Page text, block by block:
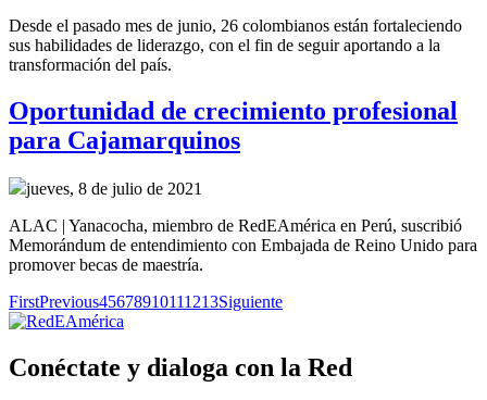
Desde el pasado mes de junio, 26 colombianos están fortaleciendo
sus habilidades de liderazgo, con el fin de seguir aportando a la
transformación del país.
Oportunidad de crecimiento profesional
para Cajamarquinos
jueves, 8 de julio de 2021
ALAC | Yanacocha, miembro de RedEAmérica en Perú, suscribió
Memorándum de entendimiento con Embajada de Reino Unido para
promover becas de maestría.
FirstPrevious45678910111213Siguiente
Conéctate y dialoga con la Red